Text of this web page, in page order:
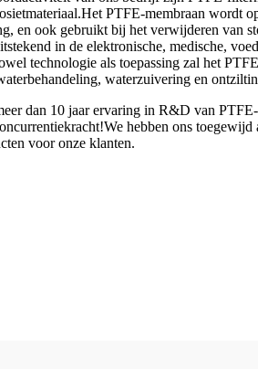
PTFE-membraan wordt
en ook gebruikt bij het verwijderen van
in de elektronische, medische,
technologie als toepassing zal het
waterzuivering en
dan 10 jaar ervaring in R&D van
hebben ons toegewijd
voor onze klanten.